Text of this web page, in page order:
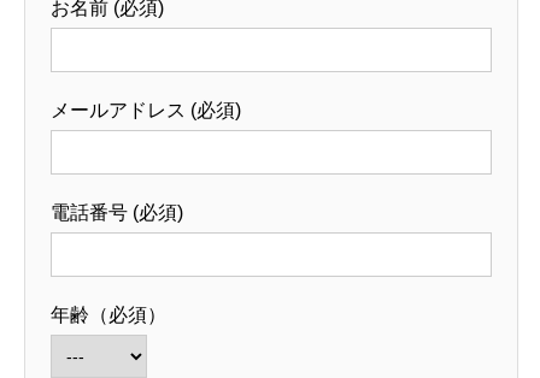
お名前 (必須)
メールアドレス (必須)
電話番号 (必須)
年齢（必須）